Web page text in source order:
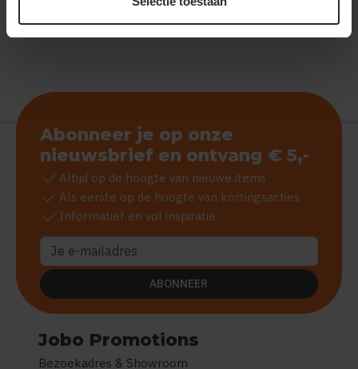
Jobo Promotions
Bezoekadres & Showroom
Abonneer je op onze
nieuwsbrief en ontvang € 5,-
check Altijd op de hoogte van nieuwe items
check Als eerste op de hoogte van kortingsacties
check Informatief en vol inspiratie
ABONNEER